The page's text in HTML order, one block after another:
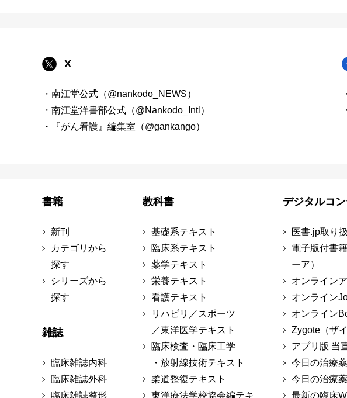
X
・南江堂公式（@nankodo_NEWS）
・南江堂洋書部公式（@Nankodo_Intl）
・『がん看護』編集室（@gankango）
書籍
新刊
カテゴリから
探す
シリーズから
探す
雑誌
臨床雑誌内科
臨床雑誌外科
臨床雑誌整形
教科書
基礎系テキスト
臨床系テキスト
薬学テキスト
栄養テキスト
看護テキスト
リハビリ／スポーツ
／東洋医学テキスト
臨床検査・臨床工学
・放射線技術テキスト
柔道整復テキスト
東洋療法学校協会編テキ
デジタルコ
医書.jp取り
電子版付書
ーア）
オンライン
オンライン
オンライン
Zygote（ザ
アプリ版 当
今日の治療
今日の治療
最新の臨床